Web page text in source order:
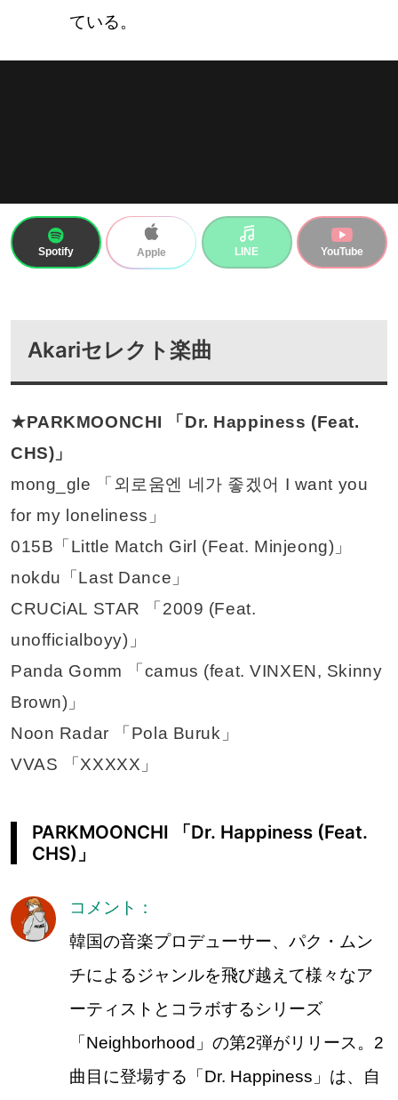
ている。
Spotify Apple LINE YouTube
Akariセレクト楽曲
★PARKMOONCHI 「Dr. Happiness (Feat.
CHS)」
mong_gle 「외로움엔 네가 좋겠어 I want you
for my loneliness」
015B「Little Match Girl (Feat. Minjeong)」
nokdu「Last Dance」
CRUCiAL STAR 「2009 (Feat.
unofficialboyy)」
Panda Gomm 「camus (feat. VINXEN, Skinny
Brown)」
Noon Radar 「Pola Buruk」
VVAS 「XXXXX」
PARKMOONCHI 「Dr. Happiness (Feat.
CHS)」
コメント：
韓国の音楽プロデューサー、パク・ムン
チによるジャンルを飛び越えて様々なア
ーティストとコラボするシリーズ
「Neighborhood」の第2弾がリリース。2
曲目に登場する「Dr. Happiness」は、自